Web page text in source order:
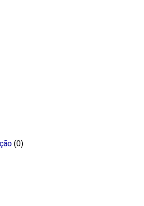
(0)